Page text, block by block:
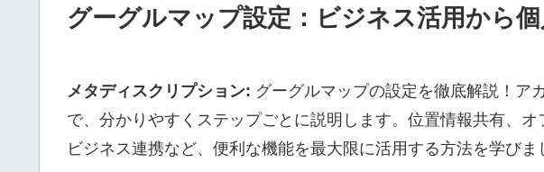
グーグルマップ設定：ビジネス活用から
メタディスクリプション: グーグルマップの設定を徹底解説！ア
で、分かりやすくステップごとに説明します。位置情報共有、
ビジネス連携など、便利な機能を最大限に活用する方法を学びま